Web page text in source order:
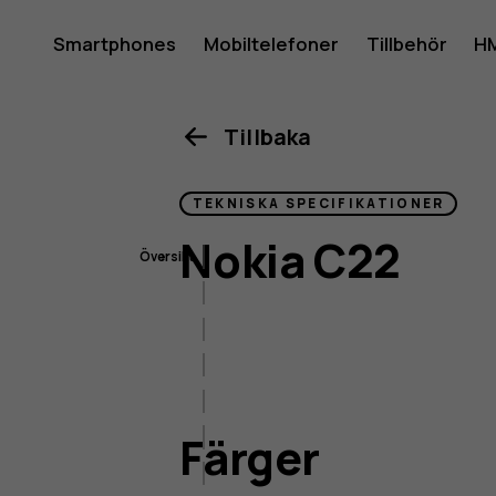
Nokia
C22-
Smartphones Mobiltelefoner Tillbehör
Översikt
Batteri och laddning
Tillbaka
TEKNISKA SPECIFIKATIONER
Nokia C22
Färger